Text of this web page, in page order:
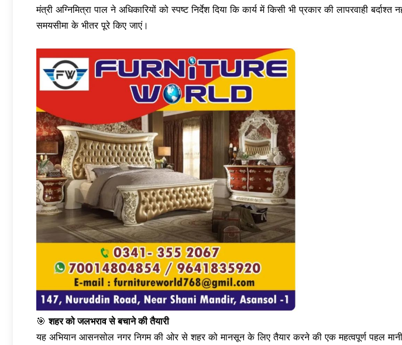
मंत्री अग्निमित्रा पाल ने अधिकारियों को स्पष्ट निर्देश दिया कि कार्य में किसी भी प्रकार की लापरवाही
समयसीमा के भीतर पूरे किए जाएं।
🎯शहर को जलभराव से बचाने की तैयारी
यह अभियान आसनसोल नगर निगम की ओर से शहर को मानसून के लिए तैयार करने की एक महत्वपूर्ण पहल मानी